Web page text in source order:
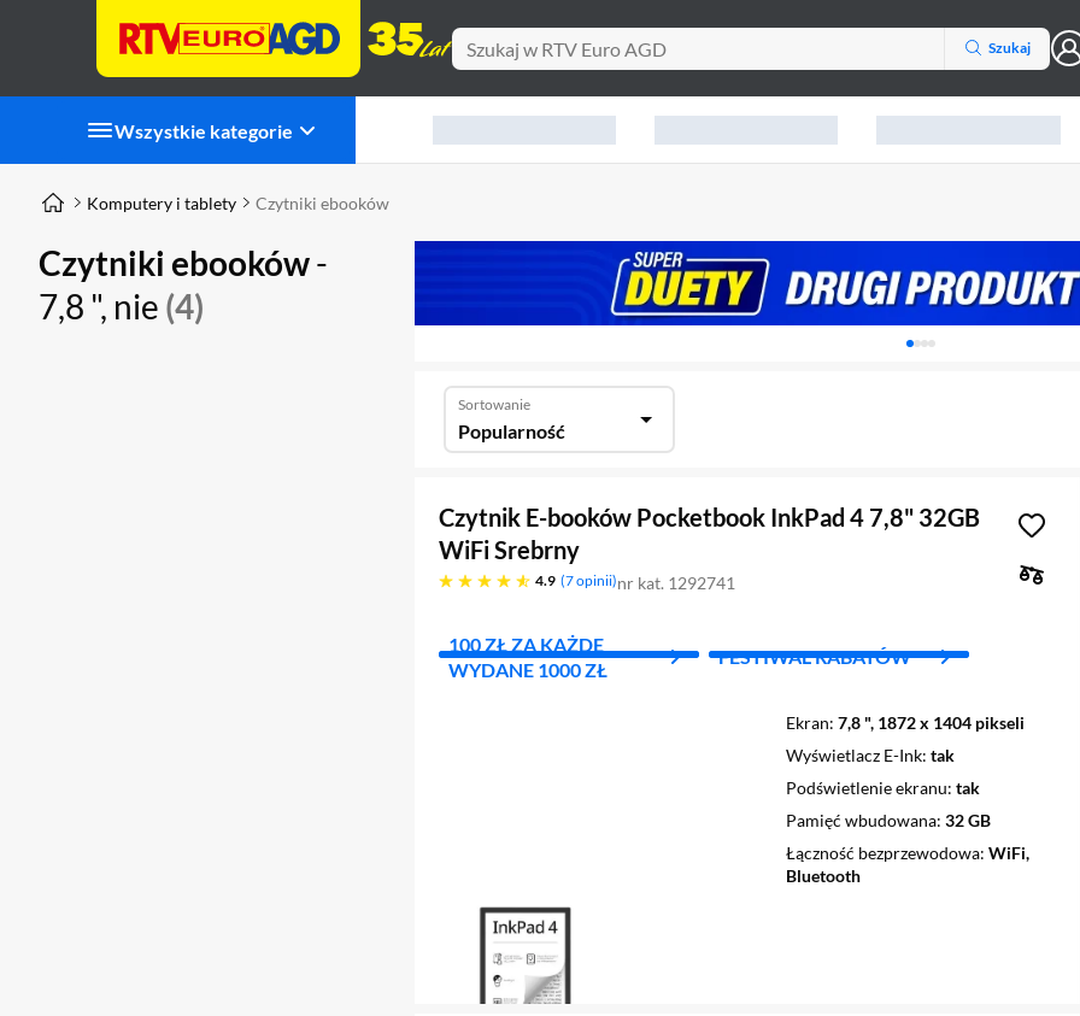
Szukaj
Wszystkie kategorie
Karuzela z banerami,
Komputery i tablety Czytniki ebooków
Czytniki ebooków-
7,8 ", nie (4)
Sortowanie
Popularność
Czytnik E-booków Pocketbook InkPad 4 7,8" 32GB
WiFi Srebrny
4.9
4.9 gwiazdek 7 opinii nr kat. 1292741
100 ZŁ ZA KAŻDE
WYDANE 1000 ZŁ
FESTIWAL RABATÓW
Ekran 7,8 ", 1872 x 1404 pikseli
Wyświetlacz E-Ink tak
Podświetlenie ekranu tak
Pamięć wbudowana 32 GB
Łączność bezprzewodowa WiFi,
Bluetooth